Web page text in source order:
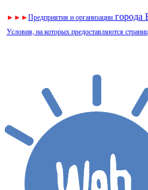
► ► ►Предприятия и организации города
Условия, на которых предоставляются